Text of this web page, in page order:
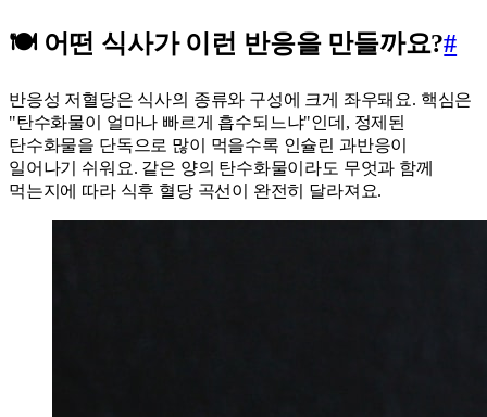
🍽️ 어떤 식사가 이런 반응을 만들까요?#
반응성 저혈당은 식사의 종류와 구성에 크게 좌우돼요. 핵심은
"탄수화물이 얼마나 빠르게 흡수되느냐"인데, 정제된
탄수화물을 단독으로 많이 먹을수록 인슐린 과반응이
일어나기 쉬워요. 같은 양의 탄수화물이라도 무엇과 함께
먹는지에 따라 식후 혈당 곡선이 완전히 달라져요.